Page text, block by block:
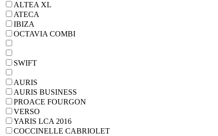
ALTEA XL
ATECA
IBIZA
OCTAVIA COMBI
SWIFT
AURIS
AURIS BUSINESS
PROACE FOURGON
VERSO
YARIS LCA 2016
COCCINELLE CABRIOLET